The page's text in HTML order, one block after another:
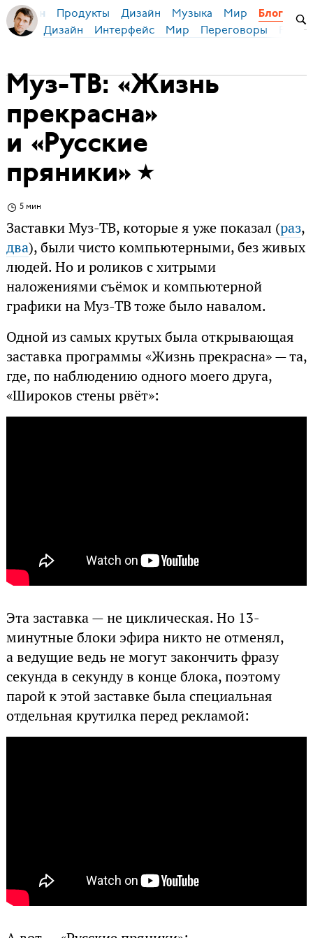
Бирман Продукты Дизайн Музыка Мир Блог
Дизайн Интерфейс Мир Переговоры
Муз-ТВ: «Жизнь
прекрасна»
и «Русские
пряники»
5 мин
Заставки Муз-ТВ, которые я уже показал (раз,
два), были чисто компьютерными, без живых
людей. Но и роликов с хитрыми
наложениями съёмок и компьютерной
графики на Муз-ТВ тоже было навалом.
Одной из самых крутых была открывающая
заставка программы «Жизнь прекрасна» — та,
где, по наблюдению одного моего друга,
«Широков стены рвёт»:
Эта заставка — не циклическая. Но 13-
минутные блоки эфира никто не отменял,
а ведущие ведь не могут закончить фразу
секунда в секунду в конце блока, поэтому
парой к этой заставке была специальная
отдельная крутилка перед рекламой: